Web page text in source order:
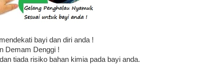
bayi dan diri anda !
Demam Denggi !
tiada risiko bahan kimia pada bayi anda.